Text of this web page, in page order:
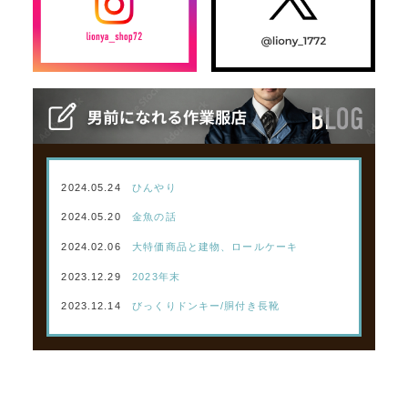
2024.05.24 ひんやり
2024.05.20 金魚の話
2024.02.06 大特価商品と建物、ロールケーキ
2023.12.29 2023年末
2023.12.14 びっくりドンキー/胴付き長靴